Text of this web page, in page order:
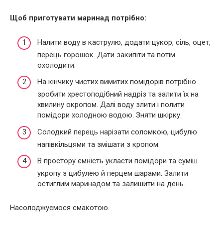
Щоб приготувати маринад потрібно:
Налити воду в каструлю, додати цукор, сіль, оцет,
перець горошок. Дати закипіти та потім
охолодити.
На кінчику чистих вимитих помідорів потрібно
зробити хрестоподібний надріз та залити їх на
хвилину окропом. Далі воду злити і полити
помідори холодною водою. Зняти шкірку.
Солодкий перець нарізати соломкою, цибулю
напівкільцями та змішати з кропом.
В простору ємність укласти помідори та суміш
укропу з цибулею й перцем шарами. Залити
остиглим маринадом та залишити на день.
Насолоджуємося смакотою.